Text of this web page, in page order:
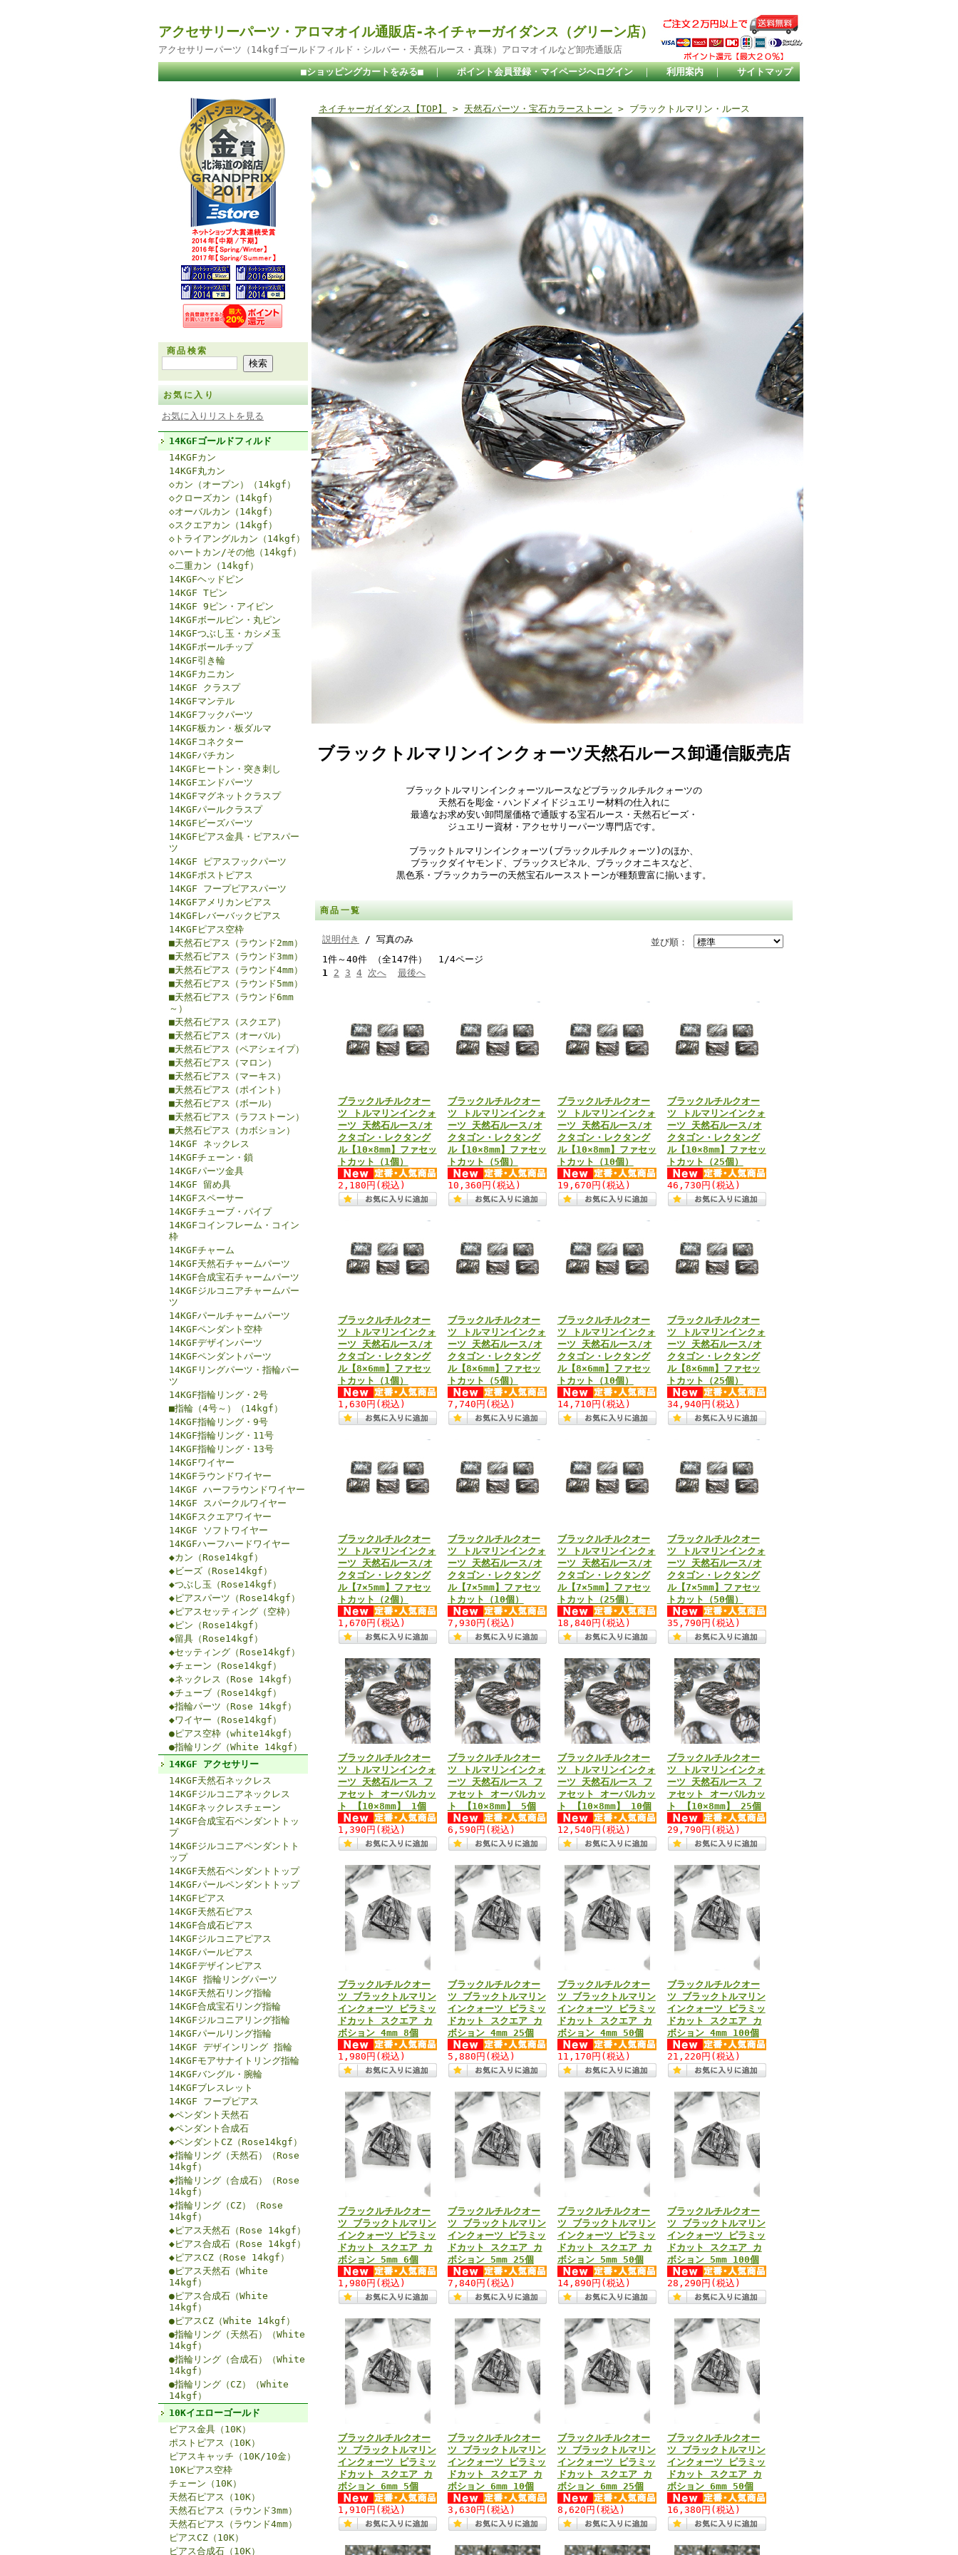
アクセサリーパーツ・アロマオイル通販店-ネイチャーガイダンス（グリーン店）
アクセサリーパーツ（14kgfゴールドフィルド・シルバー・天然石ルース・真珠）アロマオイルなど卸売通販店
■ショッピングカートをみる■ ｜ ポイント会員登録・マイページへログイン ｜ 利用案内 ｜ サイトマップ
商品検索
お気に入り
お気に入りリストを見る
14KGFゴールドフィルド
14KGFカン
14KGF丸カン
◇カン（オープン）（14kgf）
◇クローズカン（14kgf）
◇オーバルカン（14kgf）
◇スクエアカン（14kgf）
◇トライアングルカン（14kgf）
◇ハートカン/その他（14kgf）
◇二重カン（14kgf）
14KGFヘッドピン
14KGF Tピン
14KGF 9ピン・アイピン
14KGFボールピン・丸ピン
14KGFつぶし玉・カシメ玉
14KGFボールチップ
14KGF引き輪
14KGFカニカン
14KGF クラスプ
14KGFマンテル
14KGFフックパーツ
14KGF板カン・板ダルマ
14KGFコネクター
14KGFバチカン
14KGFヒートン・突き刺し
14KGFエンドパーツ
14KGFマグネットクラスプ
14KGFパールクラスプ
14KGFビーズパーツ
14KGFピアス金具・ピアスパー
ツ
14KGF ピアスフックパーツ
14KGFポストピアス
14KGF フープピアスパーツ
14KGFアメリカンピアス
14KGFレバーバックピアス
14KGFピアス空枠
■天然石ピアス（ラウンド2mm）
■天然石ピアス（ラウンド3mm）
■天然石ピアス（ラウンド4mm）
■天然石ピアス（ラウンド5mm）
■天然石ピアス（ラウンド6mm
～）
■天然石ピアス（スクエア）
■天然石ピアス（オーバル）
■天然石ピアス（ペアシェイプ）
■天然石ピアス（マロン）
■天然石ピアス（マーキス）
■天然石ピアス（ポイント）
■天然石ピアス（ボール）
■天然石ピアス（ラフストーン）
■天然石ピアス（カボション）
14KGF ネックレス
14KGFチェーン・鎖
14KGFパーツ金具
14KGF 留め具
14KGFスペーサー
14KGFチューブ・パイプ
14KGFコインフレーム・コイン
枠
14KGFチャーム
14KGF天然石チャームパーツ
14KGF合成宝石チャームパーツ
14KGFジルコニアチャームパー
ツ
14KGFパールチャームパーツ
14KGFペンダント空枠
14KGFデザインパーツ
14KGFペンダントパーツ
14KGFリングパーツ・指輪パー
ツ
14KGF指輪リング・2号
■指輪（4号～）（14kgf）
14KGF指輪リング・9号
14KGF指輪リング・11号
14KGF指輪リング・13号
14KGFワイヤー
14KGFラウンドワイヤー
14KGF ハーフラウンドワイヤー
14KGF スパークルワイヤー
14KGFスクエアワイヤー
14KGF ソフトワイヤー
14KGFハーフハードワイヤー
◆カン（Rose14kgf）
◆ビーズ（Rose14kgf）
◆つぶし玉（Rose14kgf）
◆ピアスパーツ（Rose14kgf）
◆ピアスセッティング（空枠）
◆ピン（Rose14kgf）
◆留具（Rose14kgf）
◆セッティング（Rose14kgf）
◆チェーン（Rose14kgf）
◆ネックレス（Rose 14kgf）
◆チューブ（Rose14kgf）
◆指輪パーツ（Rose 14kgf）
◆ワイヤー（Rose14kgf）
●ピアス空枠（white14kgf）
●指輪リング（White 14kgf）
14KGF アクセサリー
14KGF天然石ネックレス
14KGFジルコニアネックレス
14KGFネックレスチェーン
14KGF合成宝石ペンダントトッ
プ
14KGFジルコニアペンダントト
ップ
14KGF天然石ペンダントトップ
14KGFパールペンダントトップ
14KGFピアス
14KGF天然石ピアス
14KGF合成石ピアス
14KGFジルコニアピアス
14KGFパールピアス
14KGFデザインピアス
14KGF 指輪リングパーツ
14KGF天然石リング指輪
14KGF合成宝石リング指輪
14KGFジルコニアリング指輪
14KGFパールリング指輪
14KGF デザインリング 指輪
14KGFモアサナイトリング指輪
14KGFバングル・腕輪
14KGFブレスレット
14KGF フープピアス
◆ペンダント天然石
◆ペンダント合成石
◆ペンダントCZ（Rose14kgf）
◆指輪リング（天然石）（Rose
14kgf）
◆指輪リング（合成石）（Rose
14kgf）
◆指輪リング（CZ）（Rose
14kgf）
◆ピアス天然石（Rose 14kgf）
◆ピアス合成石（Rose 14kgf）
◆ピアスCZ（Rose 14kgf）
●ピアス天然石（White
14kgf）
●ピアス合成石（White
14kgf）
●ピアスCZ（White 14kgf）
●指輪リング（天然石）（White
14kgf）
●指輪リング（合成石）（White
14kgf）
●指輪リング（CZ）（White
14kgf）
10Kイエローゴールド
ピアス金具（10K）
ポストピアス（10K）
ピアスキャッチ（10K/10金）
10Kピアス空枠
チェーン（10K）
天然石ピアス（10K）
天然石ピアス（ラウンド3mm）
天然石ピアス（ラウンド4mm）
ピアスCZ（10K）
ピアス合成石（10K）
ネイチャーガイダンス【TOP】 > 天然石パーツ・宝石カラーストーン > ブラックトルマリン・ルース
ブラックトルマリンインクォーツ天然石ルース卸通信販売店
ブラックトルマリンインクォーツルースなどブラックルチルクォーツの
天然石を彫金・ハンドメイドジュエリー材料の仕入れに
最適なお求め安い卸問屋価格で通販する宝石ルース・天然石ビーズ・
ジュエリー資材・アクセサリーパーツ専門店です。
ブラックトルマリンインクォーツ(ブラックルチルクォーツ)のほか、
ブラックダイヤモンド、ブラックスピネル、ブラックオニキスなど、
黒色系・ブラックカラーの天然宝石ルースストーンが種類豊富に揃います。
商品一覧
並び順：
説明付き
/ 写真のみ
1件～40件 （全147件） 1/4ページ
1 2 3 4 次へ 最後へ
ブラックルチルクオー
ツ トルマリンインクォ
ーツ 天然石ルース/オ
クタゴン・レクタング
ル【10×8mm】ファセッ
トカット（1個）
2,180円 (税込)
ブラックルチルクオー
ツ トルマリンインクォ
ーツ 天然石ルース/オ
クタゴン・レクタング
ル【10×8mm】ファセッ
トカット（5個）
10,360円 (税込)
ブラックルチルクオー
ツ トルマリンインクォ
ーツ 天然石ルース/オ
クタゴン・レクタング
ル【10×8mm】ファセッ
トカット（10個）
19,670円 (税込)
ブラックルチルクオー
ツ トルマリンインクォ
ーツ 天然石ルース/オ
クタゴン・レクタング
ル【10×8mm】ファセッ
トカット（25個）
46,730円 (税込)
ブラックルチルクオー
ツ トルマリンインクォ
ーツ 天然石ルース/オ
クタゴン・レクタング
ル【8×6mm】ファセッ
トカット（1個）
1,630円 (税込)
ブラックルチルクオー
ツ トルマリンインクォ
ーツ 天然石ルース/オ
クタゴン・レクタング
ル【8×6mm】ファセッ
トカット（5個）
7,740円 (税込)
ブラックルチルクオー
ツ トルマリンインクォ
ーツ 天然石ルース/オ
クタゴン・レクタング
ル【8×6mm】ファセッ
トカット（10個）
14,710円 (税込)
ブラックルチルクオー
ツ トルマリンインクォ
ーツ 天然石ルース/オ
クタゴン・レクタング
ル【8×6mm】ファセッ
トカット（25個）
34,940円 (税込)
ブラックルチルクオー
ツ トルマリンインクォ
ーツ 天然石ルース/オ
クタゴン・レクタング
ル【7×5mm】ファセッ
トカット（2個）
1,670円 (税込)
ブラックルチルクオー
ツ トルマリンインクォ
ーツ 天然石ルース/オ
クタゴン・レクタング
ル【7×5mm】ファセッ
トカット（10個）
7,930円 (税込)
ブラックルチルクオー
ツ トルマリンインクォ
ーツ 天然石ルース/オ
クタゴン・レクタング
ル【7×5mm】ファセッ
トカット（25個）
18,840円 (税込)
ブラックルチルクオー
ツ トルマリンインクォ
ーツ 天然石ルース/オ
クタゴン・レクタング
ル【7×5mm】ファセッ
トカット（50個）
35,790円 (税込)
ブラックルチルクオー
ツ トルマリンインクォ
ーツ 天然石ルース フ
ァセット オーバルカッ
ト 【10×8mm】 1個
1,390円 (税込)
ブラックルチルクオー
ツ トルマリンインクォ
ーツ 天然石ルース フ
ァセット オーバルカッ
ト 【10×8mm】 5個
6,590円 (税込)
ブラックルチルクオー
ツ トルマリンインクォ
ーツ 天然石ルース フ
ァセット オーバルカッ
ト 【10×8mm】 10個
12,540円 (税込)
ブラックルチルクオー
ツ トルマリンインクォ
ーツ 天然石ルース フ
ァセット オーバルカッ
ト 【10×8mm】 25個
29,790円 (税込)
ブラックルチルクオー
ツ ブラックトルマリン
インクォーツ ピラミッ
ドカット スクエア カ
ボション 4mm 8個
1,980円 (税込)
ブラックルチルクオー
ツ ブラックトルマリン
インクォーツ ピラミッ
ドカット スクエア カ
ボション 4mm 25個
5,880円 (税込)
ブラックルチルクオー
ツ ブラックトルマリン
インクォーツ ピラミッ
ドカット スクエア カ
ボション 4mm 50個
11,170円 (税込)
ブラックルチルクオー
ツ ブラックトルマリン
インクォーツ ピラミッ
ドカット スクエア カ
ボション 4mm 100個
21,220円 (税込)
ブラックルチルクオー
ツ ブラックトルマリン
インクォーツ ピラミッ
ドカット スクエア カ
ボション 5mm 6個
1,980円 (税込)
ブラックルチルクオー
ツ ブラックトルマリン
インクォーツ ピラミッ
ドカット スクエア カ
ボション 5mm 25個
7,840円 (税込)
ブラックルチルクオー
ツ ブラックトルマリン
インクォーツ ピラミッ
ドカット スクエア カ
ボション 5mm 50個
14,890円 (税込)
ブラックルチルクオー
ツ ブラックトルマリン
インクォーツ ピラミッ
ドカット スクエア カ
ボション 5mm 100個
28,290円 (税込)
ブラックルチルクオー
ツ ブラックトルマリン
インクォーツ ピラミッ
ドカット スクエア カ
ボション 6mm 5個
1,910円 (税込)
ブラックルチルクオー
ツ ブラックトルマリン
インクォーツ ピラミッ
ドカット スクエア カ
ボション 6mm 10個
3,630円 (税込)
ブラックルチルクオー
ツ ブラックトルマリン
インクォーツ ピラミッ
ドカット スクエア カ
ボション 6mm 25個
8,620円 (税込)
ブラックルチルクオー
ツ ブラックトルマリン
インクォーツ ピラミッ
ドカット スクエア カ
ボション 6mm 50個
16,380円 (税込)